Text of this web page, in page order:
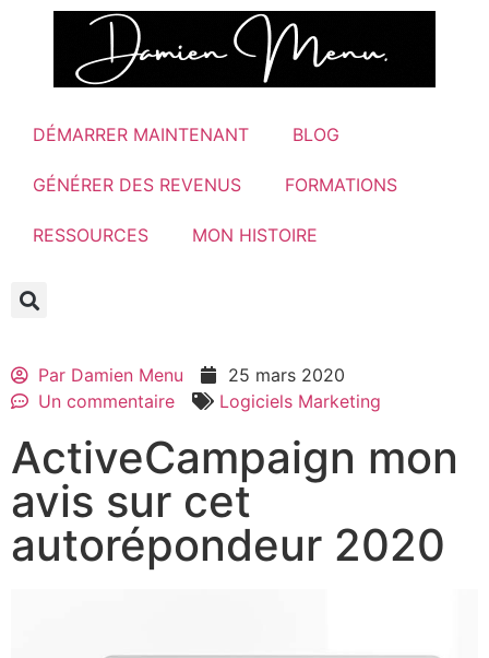
DÉMARRER MAINTENANT BLOG
GÉNÉRER DES REVENUS FORMATIONS
RESSOURCES MON HISTOIRE
Par Damien Menu
25 mars 2020
Un commentaire
Logiciels Marketing
ActiveCampaign mon
avis sur cet
autorépondeur 2020